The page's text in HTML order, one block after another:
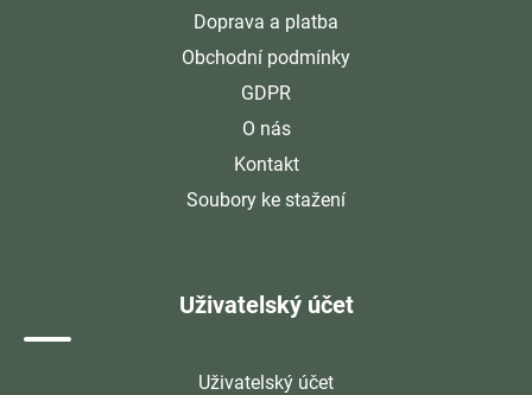
Doprava a platba
Obchodní podmínky
GDPR
O nás
Kontakt
Soubory ke stažení
Uživatelský účet
Uživatelský účet